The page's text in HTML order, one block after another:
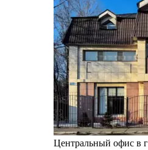
Центральный офис в